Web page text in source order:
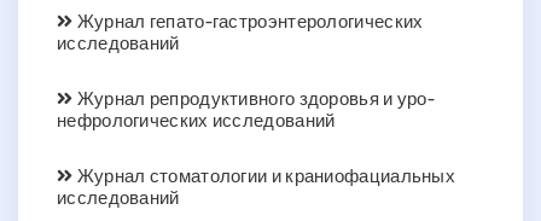
Журнал гепато-гастроэнтерологических
исследований
Журнал репродуктивного здоровья и уро-
нефрологических исследований
Журнал стоматологии и краниофациальных
исследований